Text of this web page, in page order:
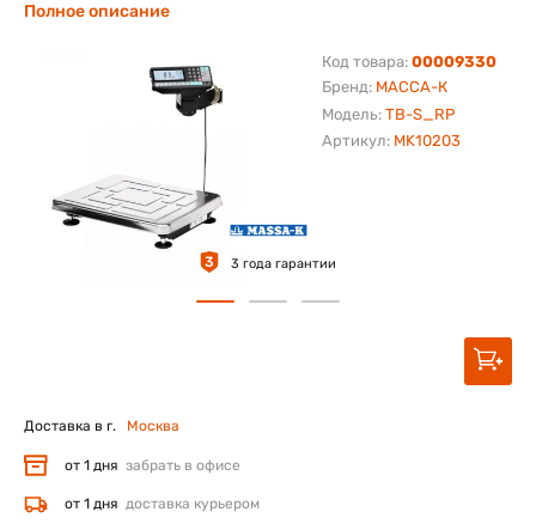
Бренд: МАССА-К
Модель: TB-S_RP
Код товара: 00009330
Артикул: MK10203
Полное описание
3 3 года гарантии
Доставка в г. Москва
от 1 дня забрать в офисе
от 1 дня доставка курьером